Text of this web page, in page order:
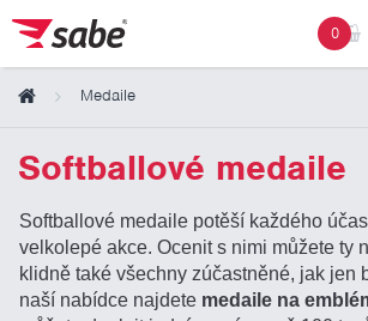
0
Medaile
Softballové medaile
Softballové medaile potěší každého
velkolepé akce. Ocenit s nimi můžete ty
klidně také všechny zúčastněné, jak jen
naší nabídce najdete medaile na
Obsah košíku
Košík zeje prázdnotou